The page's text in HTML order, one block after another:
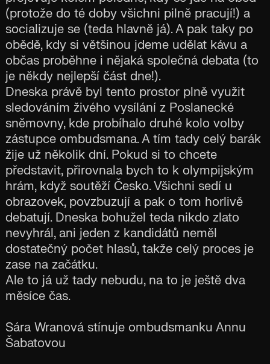
(protože do té doby všichni pilně pracují!) a
socializuje se (teda hlavně já). A pak taky po
obědě, kdy si většinou jdeme udělat kávu a
občas proběhne i nějaká společná debata (to
je někdy nejlepší část dne!).
Dneska právě byl tento prostor plně využit
sledováním živého vysílání z Poslanecké
sněmovny, kde probíhalo druhé kolo volby
zástupce ombudsmana. A tím tady celý barák
žije už několik dní. Pokud si to chcete
představit, přirovnala bych to k olympijským
hrám, když soutěží Česko. Všichni sedí u
obrazovek, povzbuzují a pak o tom horlivě
debatují. Dneska bohužel teda nikdo zlato
nevyhrál, ani jeden z kandidátů neměl
dostatečný počet hlasů, takže celý proces je
zase na začátku.
Ale to já už tady nebudu, na to je ještě dva
měsíce čas.
Sára Wranová stínuje ombudsmanku Annu
Šabatovou